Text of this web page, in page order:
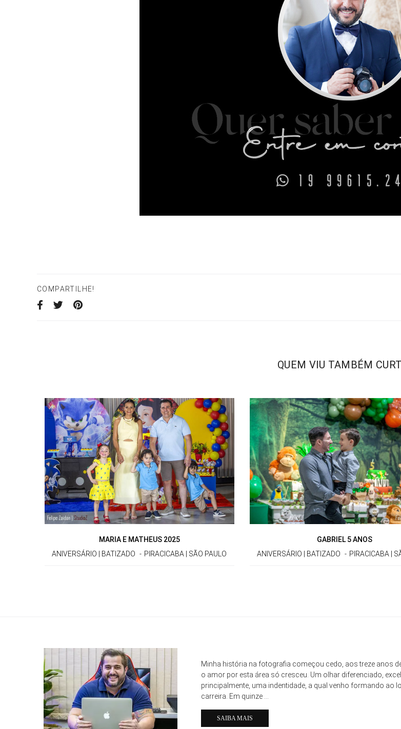
COMPARTILHE!
QUEM VIU TAMBÉM
MARIA E MATHEUS 2025
ANIVERSÁRIO | BATIZADO
PIRACICABA | SÃO PAULO
GABRIEL 5 ANOS
ANIVERSÁRIO | BATIZADO
PIRACICABA |
Minha história na fotografia começou cedo, aos treze anos de
o amor por esta área só cresceu. Um olhar diferenciado,
principalmente, uma indentidade, a qual venho formando ao
carreira. Em quinze ...
SAIBA MAIS